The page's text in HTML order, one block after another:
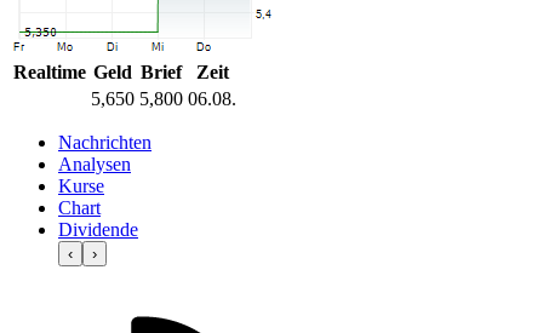
Realtime Geld Brief
Zeit
5,650 5,800 06.08.
Nachrichten
Analysen
Kurse
Chart
Dividende
‹ ›